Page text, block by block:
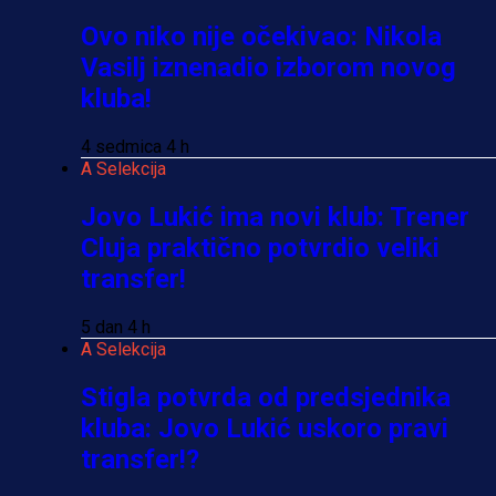
Ovo niko nije očekivao: Nikola
Vasilj iznenadio izborom novog
kluba!
4 sedmica 4 h
A Selekcija
Jovo Lukić ima novi klub: Trener
Cluja praktično potvrdio veliki
transfer!
5 dan 4 h
A Selekcija
Stigla potvrda od predsjednika
kluba: Jovo Lukić uskoro pravi
transfer!?